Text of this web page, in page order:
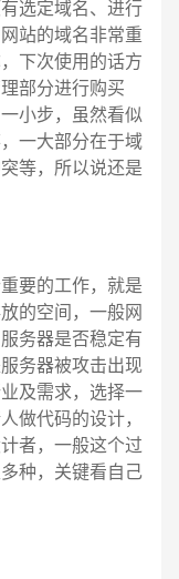
选定域名、进行
站的域名非常重
下次使用的话方
部分进行购买
小步，虽然看似
一大部分在于域
等，所以说还是
要的工作，就是
的空间，一般网
务器是否稳定有
务器被攻击出现
及需求，选择一
做代码的设计，
者，一般这个过
种，关键看自己
微信号